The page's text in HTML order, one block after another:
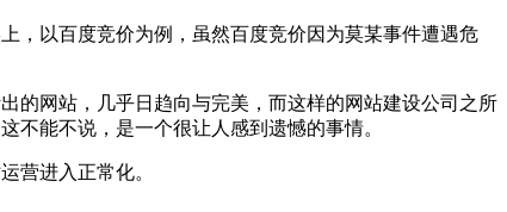
，以百度竞价为例，虽然百度竞价因为莫某事件遭遇危
网站，几乎日趋向与完美，而这样的网站建设公司之所
不能不说，是一个很让人感到遗憾的事情。
营进入正常化。